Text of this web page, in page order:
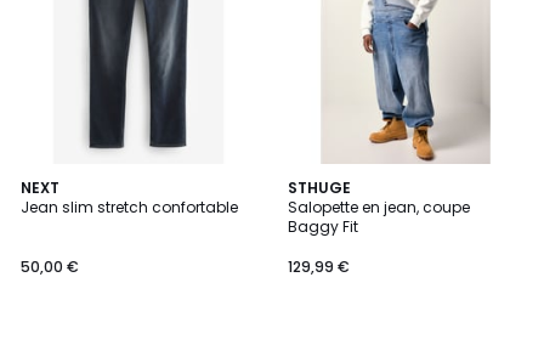
NEXT
Jean slim stretch confortable
50,00 €
STHUGE
Salopette en jean, coupe
Baggy Fit
129,99 €